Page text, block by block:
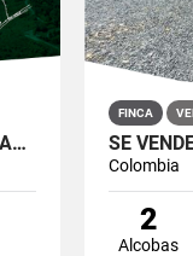
LOTE CAMPESTRE EN SANTO DOMINGO, ANTIOQUIA – TERRA VIVA
FINCA
Colombia
2
Alcobas